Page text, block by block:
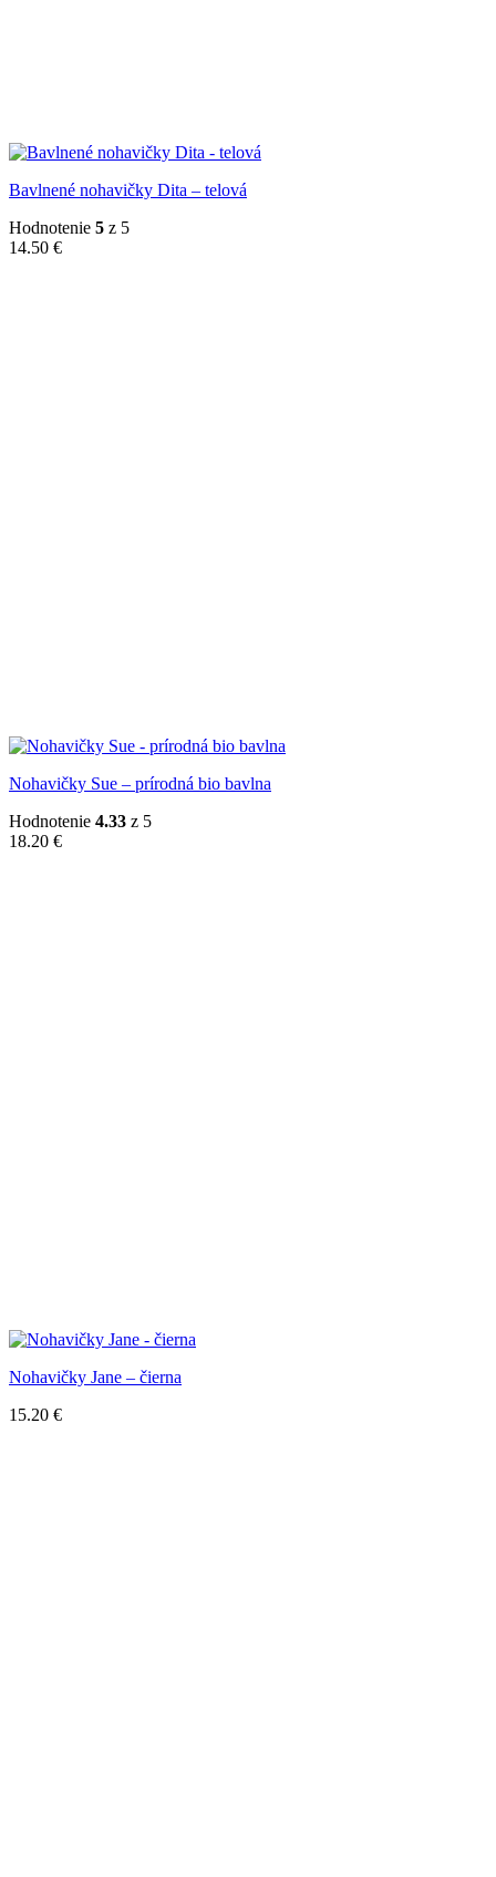
Bavlnené nohavičky Dita – telová
Hodnotenie 5 z 5
14.50 €
Nohavičky Sue – prírodná bio bavlna
Hodnotenie 4.33 z 5
18.20 €
Nohavičky Jane – čierna
15.20 €